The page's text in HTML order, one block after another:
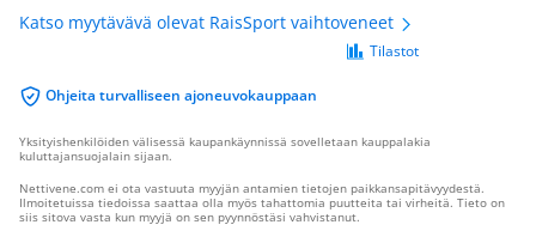
Katso myytävävä olevat RaisSport vaihtoveneet
Ohjeita turvalliseen ajoneuvokauppaan
Tilastot
Yksityishenkilöiden välisessä kaupankäynnissä sovelletaan kauppalakia
kuluttajansuojalain sijaan.
Nettivene.com ei ota vastuuta myyjän antamien tietojen paikkansapitävyydestä.
Ilmoitetuissa tiedoissa saattaa olla myös tahattomia puutteita tai virheitä. Tieto on
siis sitova vasta kun myyjä on sen pyynnöstäsi vahvistanut.